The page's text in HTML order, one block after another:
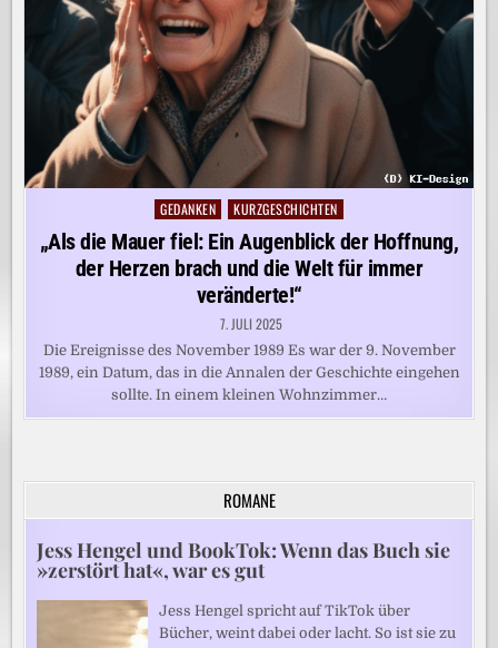
Posted
GEDANKEN KURZGESCHICHTEN
„Als die Mauer fiel: Ein Augenblick der Hoffnung,
der Herzen brach und die Welt für immer
veränderte!“
7. JULI 2025
Die Ereignisse des November 1989 Es war der 9. November
1989, ein Datum, das in die Annalen der Geschichte eingehen
sollte. In einem kleinen Wohnzimmer…
ROMANE
Jess Hengel und BookTok: Wenn das Buch sie
»zerstört hat«, war es gut
Jess Hengel spricht auf TikTok über
Bücher, weint dabei oder lacht. So ist sie zu